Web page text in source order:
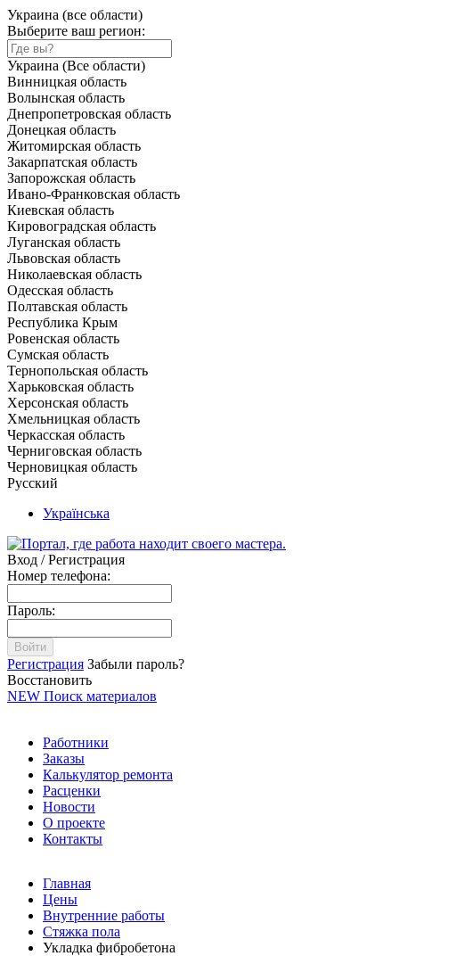
Украина (все области)
Выберите ваш регион:
Украина (Все области)
Винницкая область
Волынская область
Днепропетровская область
Донецкая область
Житомирская область
Закарпатская область
Запорожская область
Ивано-Франковская область
Киевская область
Кировоградская область
Луганская область
Львовская область
Николаевская область
Одесская область
Полтавская область
Республика Крым
Ровенская область
Сумская область
Тернопольская область
Харьковская область
Херсонская область
Хмельницкая область
Черкасская область
Черниговская область
Черновицкая область
Русский
Українська
Вход / Регистрация
Номер телефона:
Пароль:
Войти
Регистрация Забыли пароль?
Восстановить
NEW Поиск материалов
Работники
Заказы
Калькулятор ремонта
Расценки
Новости
О проекте
Контакты
Главная
Цены
Внутренние работы
Стяжка пола
Укладка фибробетона